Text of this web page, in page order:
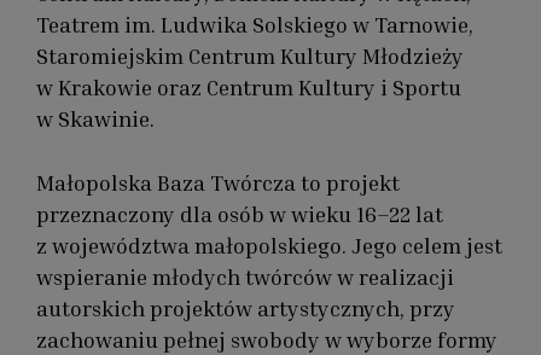
Teatrem im. Ludwika Solskiego w Tarnowie,
Staromiejskim Centrum Kultury Młodzieży
w Krakowie oraz Centrum Kultury i Sportu
w Skawinie.
Małopolska Baza Twórcza to projekt
przeznaczony dla osób w wieku 16–22 lat
z województwa małopolskiego. Jego celem jest
wspieranie młodych twórców w realizacji
autorskich projektów artystycznych, przy
zachowaniu pełnej swobody w wyborze formy